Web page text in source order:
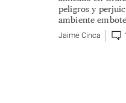
peligros y
ambiente
Jaime Cinca